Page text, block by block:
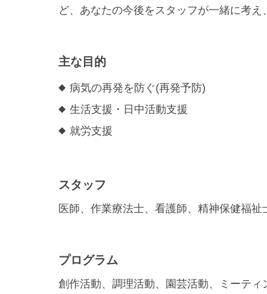
ど、あなたの今後をスタッフが一緒に考
主な目的
病気の再発を防ぐ(再発予防)
生活支援・日中活動支援
就労支援
スタッフ
医師、作業療法士、看護師、精神保健福祉
プログラム
創作活動、調理活動、園芸活動、ミーテ